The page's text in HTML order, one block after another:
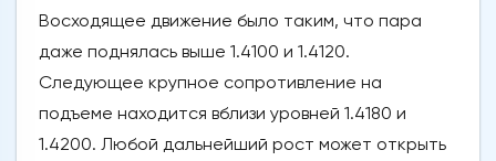
Восходящее движение было таким, что пара
даже поднялась выше 1.4100 и 1.4120.
Следующее крупное сопротивление на
подъеме находится вблизи уровней 1.4180 и
1.4200. Любой дальнейший рост может открыть